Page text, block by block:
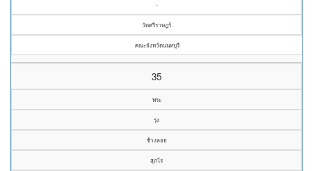
-
วัดศรีราษฎร์
คณะจังหวัดนนทบุรี
35
พระ
รุ่ง
ช้างลอย
สุภโร